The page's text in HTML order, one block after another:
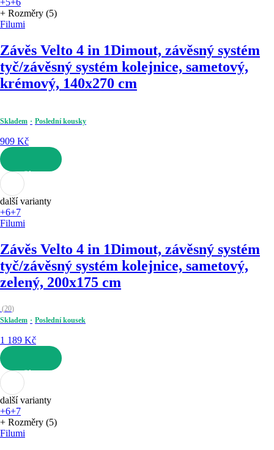
+5+6
+ Rozměry (5)
Filumi
Závěs Velto 4 in 1Dimout, závěsný systém
tyč/závěsný systém kolejnice, sametový,
krémový, 140x270 cm
Skladem Poslední kousky
909 Kč
DO KOŠÍKU
další varianty
+6+7
Filumi
Závěs Velto 4 in 1Dimout, závěsný systém
tyč/závěsný systém kolejnice, sametový,
zelený, 200x175 cm
(20)
Skladem
Poslední kousek
1 189 Kč
DO KOŠÍKU
další varianty
+6+7
+ Rozměry (5)
Filumi